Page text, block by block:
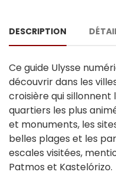
DESCRIPTION
Ce guide Ulysse
découvrir dans les
croisière qui sillonnent
quartiers les plus
et monuments, les
belles plages et les
escales visitées,
Patmos et Kastelórizo.